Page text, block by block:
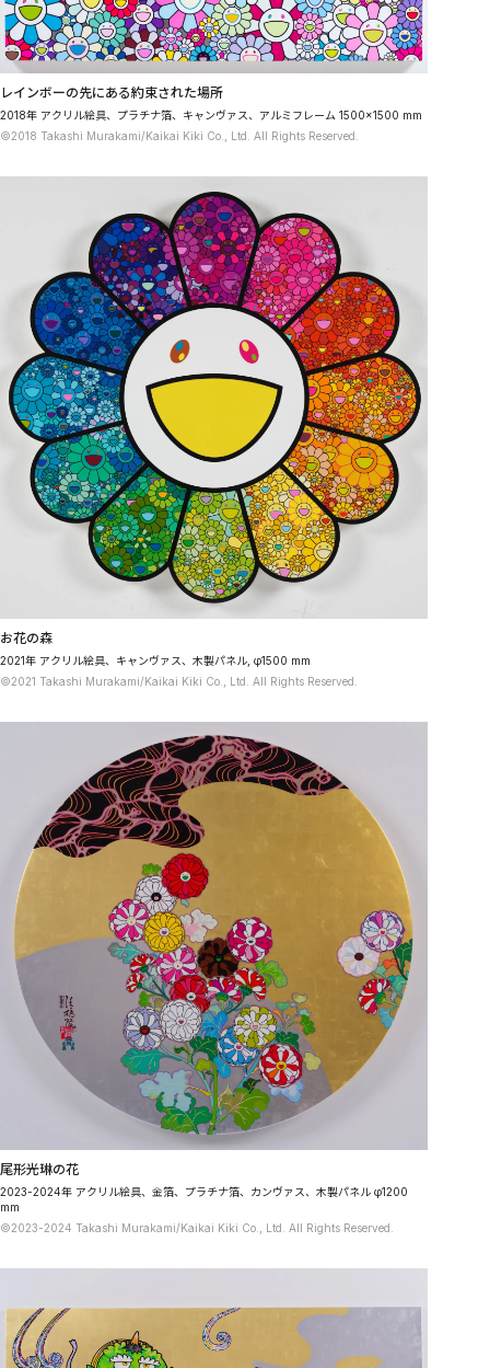
レインボーの先にある約束された場所
2018年 アクリル絵具、プラチナ箔、キャンヴァス、アルミフレーム 1500×1500 mm
©2018 Takashi Murakami/Kaikai Kiki Co., Ltd. All Rights Reserved.
お花の森
2021年 アクリル絵具、キャンヴァス、木製パネル, φ1500 mm
©2021 Takashi Murakami/Kaikai Kiki Co., Ltd. All Rights Reserved.
尾形光琳の花
2023-2024年 アクリル絵具、金箔、プラチナ箔、カンヴァス、木製パネル φ1200
mm
©2023-2024 Takashi Murakami/Kaikai Kiki Co., Ltd. All Rights Reserved.